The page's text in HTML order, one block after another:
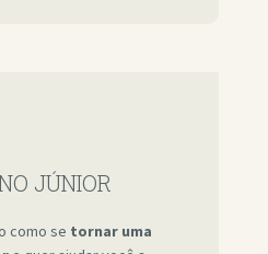
JÚNIOR
como se tornar uma